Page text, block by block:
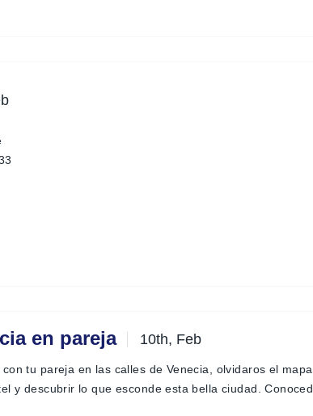
en pareja 10th, Feb
con tu pareja en las calles de Venecia, olvidaros el mapa
y descubrir lo que esconde esta bella ciudad. Conoced